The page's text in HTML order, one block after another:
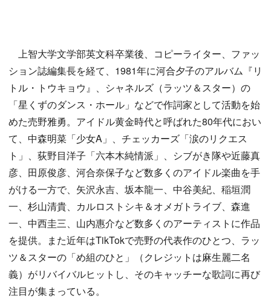
上智大学文学部英文科卒業後、コピーライター、ファッ
ション誌編集長を経て、1981年に河合夕子のアルバム『リ
トル・トウキョウ』、シャネルズ（ラッツ＆スター）の
「星くずのダンス・ホール」などで作詞家として活動を始
めた売野雅勇。アイドル黄金時代と呼ばれた80年代におい
て、中森明菜「少女A」、チェッカーズ「涙のリクエス
ト」、荻野目洋子「六本木純情派」、シブがき隊や近藤真
彦、田原俊彦、河合奈保子など数多くのアイドル楽曲を手
がける一方で、矢沢永吉、坂本龍一、中谷美紀、稲垣潤
一、杉山清貴、カルロストシキ＆オメガトライブ、森進
一、中西圭三、山内惠介など数多くのアーティストに作品
を提供。また近年はTikTokで売野の代表作のひとつ、ラッ
ツ＆スターの「め組のひと」（クレジットは麻生麗二名
義）がリバイバルヒットし、そのキャッチーな歌詞に再び
注目が集まっている。